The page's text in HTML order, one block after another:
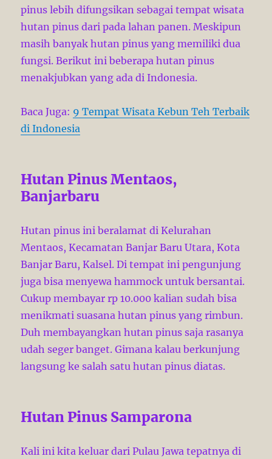
pinus lebih difungsikan sebagai tempat wisata
hutan pinus dari pada lahan panen. Meskipun
masih banyak hutan pinus yang memiliki dua
fungsi. Berikut ini beberapa hutan pinus
menakjubkan yang ada di Indonesia.
Baca Juga: 9 Tempat Wisata Kebun Teh Terbaik
di Indonesia
Hutan Pinus Mentaos,
Banjarbaru
Hutan pinus ini beralamat di Kelurahan
Mentaos, Kecamatan Banjar Baru Utara, Kota
Banjar Baru, Kalsel. Di tempat ini pengunjung
juga bisa menyewa hammock untuk bersantai.
Cukup membayar rp 10.000 kalian sudah bisa
menikmati suasana hutan pinus yang rimbun.
Duh membayangkan hutan pinus saja rasanya
udah seger banget. Gimana kalau berkunjung
langsung ke salah satu hutan pinus diatas.
Hutan Pinus Samparona
Kali ini kita keluar dari Pulau Jawa tepatnya di